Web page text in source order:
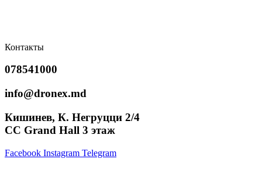
Контакты
078541000
info@dronex.md
Кишинев, К. Негруцци 2/4
CC Grand Hall 3 этаж
Facebook Instagram Telegram